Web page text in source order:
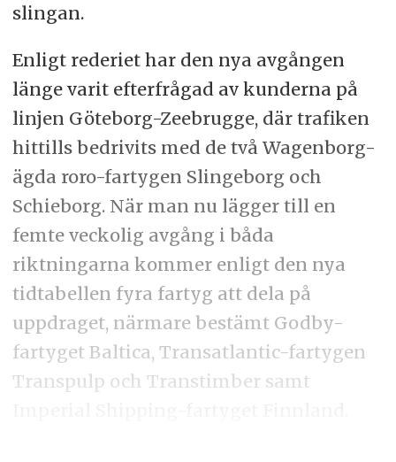
slingan.
Enligt rederiet har den nya avgången
länge varit efterfrågad av kunderna på
linjen Göteborg-Zeebrugge, där trafiken
hittills bedrivits med de två Wagenborg-
ägda roro-fartygen Slingeborg och
Schieborg. När man nu lägger till en
femte veckolig avgång i båda
riktningarna kommer enligt den nya
tidtabellen fyra fartyg att dela på
uppdraget, närmare bestämt Godby-
fartyget Baltica, Transatlantic-fartygen
Transpulp och Transtimber samt